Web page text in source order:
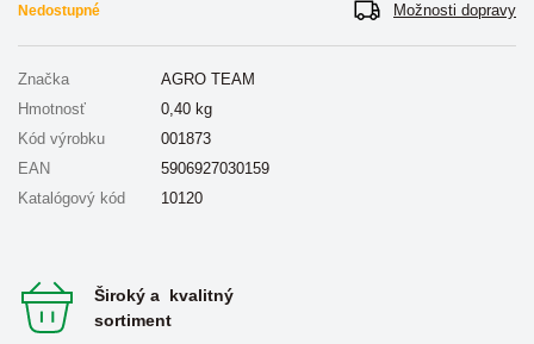
Nedostupné Možnosti dopravy
Značka
AGRO TEAM
Hmotnosť
0,40 kg
Kód výrobku
001873
EAN
5906927030159
Katalógový kód
10120
Široký a kvalitný
sortiment